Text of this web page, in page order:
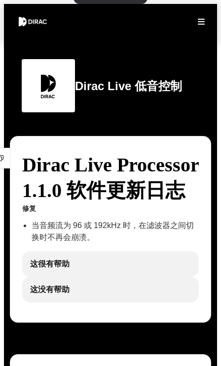
Dirac Live 低音控制
Dirac Live Processor
1.1.0 软件更新日志
修复
当音频流为 96 或 192kHz 时，在滤波器之间切
换时不再会崩溃。
这很有帮助
这没有帮助